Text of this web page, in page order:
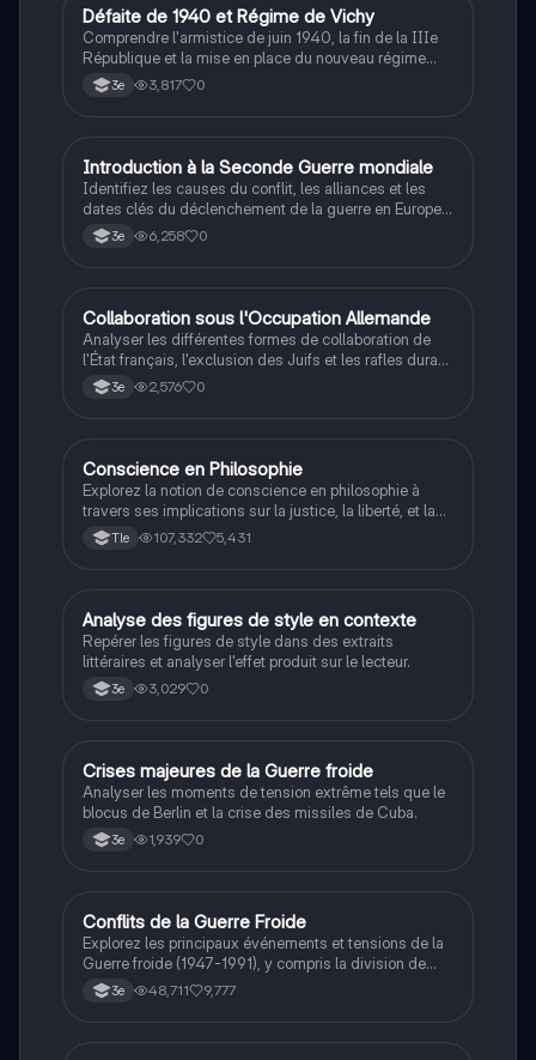
DHistoire
Défaite de 1940 et Régime de Vichy
Comprendre l'armistice de juin 1940, la fin de la IIIe
République et la mise en place du nouveau régime
autoritaire de Philippe Pétain.
3e 3,817 0
IHistoire
Introduction à la Seconde Guerre mondiale
Identifiez les causes du conflit, les alliances et les
dates clés du déclenchement de la guerre en Europe
et dans le Pacifique.
3e 6,258 0
CHistoire
Collaboration sous l'Occupation Allemande
Analyser les différentes formes de collaboration de
l'État français, l'exclusion des Juifs et les rafles durant
la Seconde Guerre mondiale.
3e 2,576 0
Philosophie
Conscience en Philosophie
Explorez la notion de conscience en philosophie à
travers ses implications sur la justice, la liberté, et la
connaissance. Cette fiche de révision aborde les
débats philosophiques sur la conscience, le cogito, et
étudiants en philosophie cherchant à approfondir leur
compréhension des enjeux éthiques et existentiels.
Tle 107,332 5,431
AFrançais
Analyse des figures de style en contexte
Repérer les figures de style dans des extraits
littéraires et analyser l'effet produit sur le lecteur.
3e 3,029 0
CHistoire
Crises majeures de la Guerre froide
Analyser les moments de tension extrême tels que le
blocus de Berlin et la crise des missiles de Cuba.
3e 1,939 0
Histoire
Conflits de la Guerre Froide
Explorez les principaux événements et tensions de la
Guerre froide (1947-1991), y compris la division de
l'Allemagne, la crise de Cuba, la guerre du Vietnam, et
la course à l'espace. Cette fiche de révision couvre les
3e 48,711 9,777